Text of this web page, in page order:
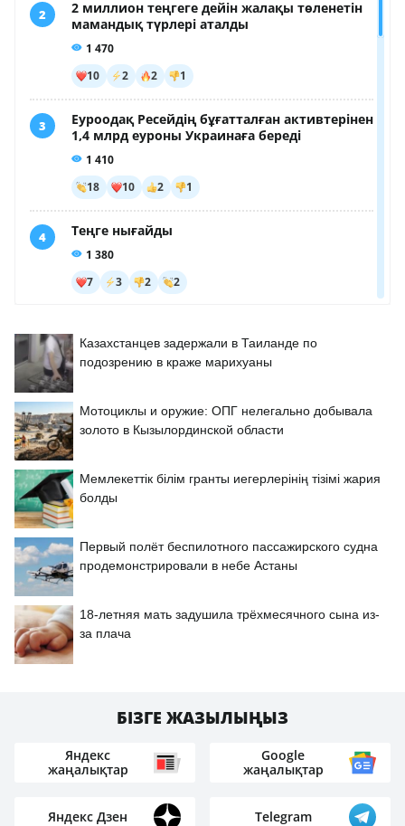
Казахстанцев задержали в Таиланде по
подозрению в краже марихуаны
Мотоциклы и оружие: ОПГ нелегально добывала
золото в Кызылординской области
Мемлекеттік білім гранты иегерлерінің тізімі жария
болды
Первый полёт беспилотного пассажирского судна
продемонстрировали в небе Астаны
18-летняя мать задушила трёхмесячного сына из-
за плача
БІЗГЕ ЖАЗЫЛЫҢЫЗ
Яндекс
жаңалықтар
Google
жаңалықтар
Яндекс Дзен Telegram